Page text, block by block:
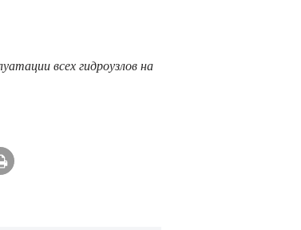
всех гидроузлов на